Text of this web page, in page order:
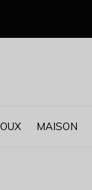
MAISON